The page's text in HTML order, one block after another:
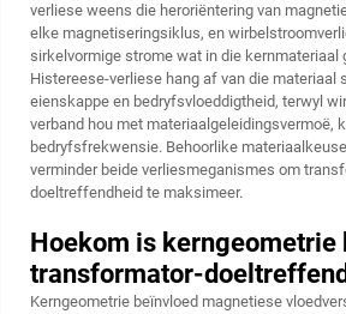
verliese weens die heroriëntering van
elke magnetiseringsiklus, en
sirkelvormige strome wat in die kernmateriaal
Histereese-verliese hang af van die materiaal
eienskappe en bedryfsvloeddigtheid, terwyl
verband hou met materiaalgeleidingsvermoë,
bedryfsfrekwensie. Behoorlike
verminder beide verliesmeganismes om
doeltreffendheid te maksimeer.
Hoekom is
transformator-
Kerngeometrie beïnvloed magnetiese